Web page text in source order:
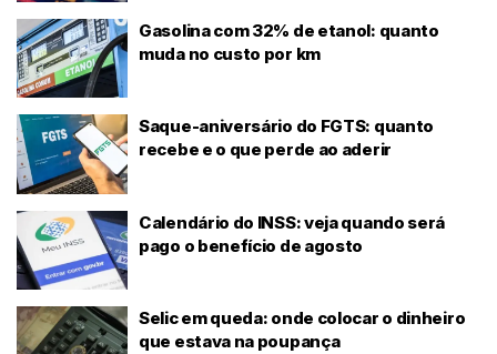
Gasolina com 32% de etanol: quanto
muda no custo por km
Saque-aniversário do FGTS: quanto
recebe e o que perde ao aderir
Calendário do INSS: veja quando será
pago o benefício de agosto
Selic em queda: onde colocar o dinheiro
que estava na poupança